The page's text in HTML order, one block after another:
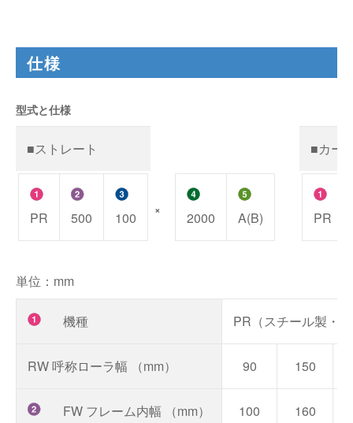
仕様
型式と仕様
■ストレート ■カー
PR 500 100 × 2000 A(B) PR
単位：mm
機種 PR（スチール製・
RW 呼称ローラ幅 （mm） 90 150
FW フレーム内幅 （mm） 100 160